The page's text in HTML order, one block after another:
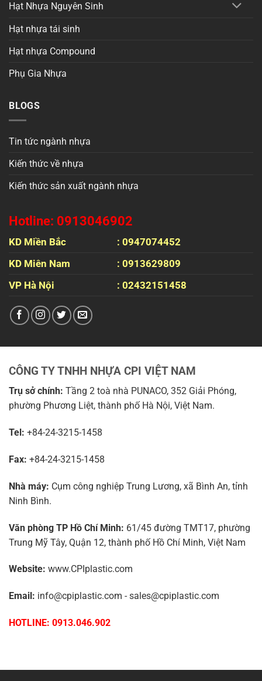
Hạt Nhựa Nguyên Sinh
Hạt nhựa tái sinh
Hạt nhựa Compound
Phụ Gia Nhựa
BLOGS
Tin tức ngành nhựa
Kiến thức về nhựa
Kiến thức sản xuất ngành nhựa
Hotline: 0913046902
KD Miền Bắc
: 0947074452
KD Miên Nam
: 0913629809
VP Hà Nội
: 02432151458
CÔNG TY TNHH NHỰA CPI VIỆT NAM
Trụ sở chính: Tầng 2 toà nhà PUNACO, 352 Giải Phóng,
phường Phương Liệt, thành phố Hà Nội, Việt Nam.
Tel: +84-24-3215-1458
Fax: +84-24-3215-1458
Nhà máy: Cụm công nghiệp Trung Lương, xã Bình An, tỉnh
Ninh Bình.
Văn phòng TP Hồ Chí Minh: 61/45 đường TMT17, phường
Trung Mỹ Tây, Quận 12, thành phố Hồ Chí Minh, Việt Nam
Website: www.CPIplastic.com
Email: info@cpiplastic.com - sales@cpiplastic.com
HOTLINE: 0913.046.902